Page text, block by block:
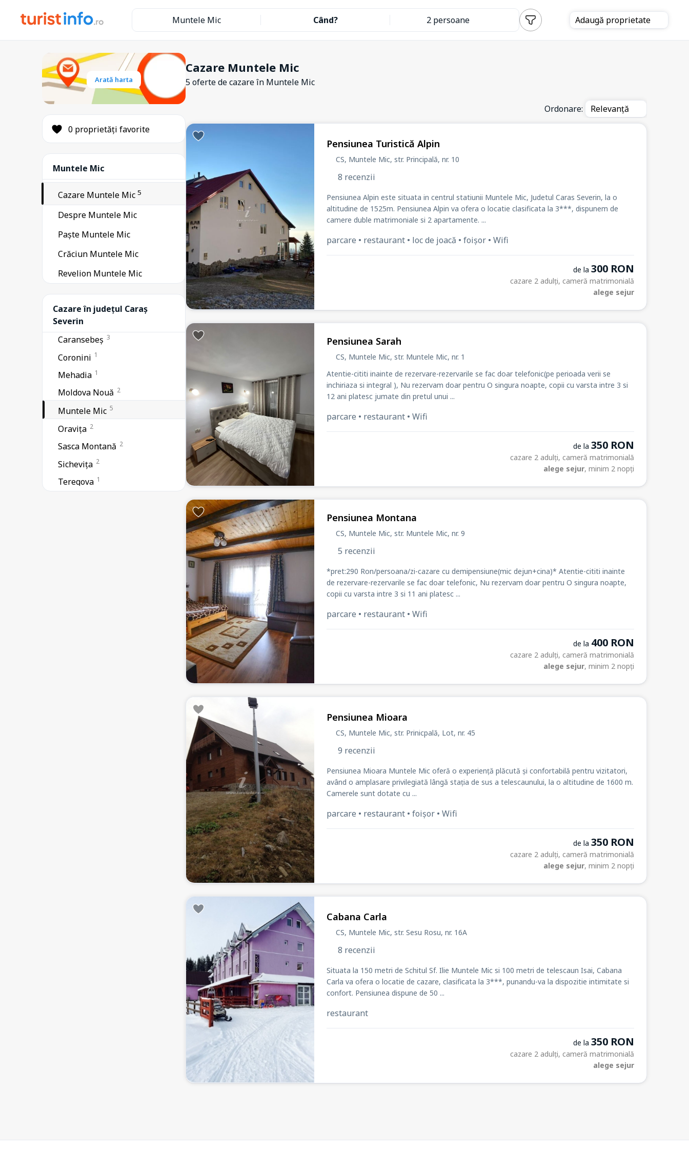
Muntele Mic Când? 2 persoane Adaugă proprietate
Arată harta
0 proprietăți favorite
Muntele Mic
Cazare Muntele Mic 5
Despre Muntele Mic
Paște Muntele Mic
Crăciun Muntele Mic
Revelion Muntele Mic
Cazare în județul Caraș
Severin
Anina
Bazias
Berzasca 6
Brebu Nou
Băile Herculane
Caransebeș 3
Coronini 1
Mehadia 1
Moldova Nouă 2
Muntele Mic 5
Oravița 2
Sasca Montană 2
Sichevița 2
Teregova 1
Cazare Muntele Mic
5 oferte de cazareîn Muntele Mic
Ordonare: Relevanță
Pensiunea Turistică Alpin
CS, Muntele Mic, str. Principală, nr. 10
8 recenzii
Pensiunea Alpin este situata in centrul statiunii Muntele Mic, Judetul Caras Severin, la o
altitudine de 1525m. Pensiunea Alpin va ofera o locatie clasificata la 3***, dispunem de
camere duble matrimoniale si 2 apartamente. ...
parcare • restaurant • loc de joacă • foișor • Wifi
de la 300 RON
cazare 2 adulți, cameră matrimonială
alege sejur
Pensiunea Sarah
CS, Muntele Mic, str. Muntele Mic, nr. 1
Atentie-cititi inainte de rezervare-rezervarile se fac doar telefonic(pe perioada verii se
inchiriaza si integral ), Nu rezervam doar pentru O singura noapte, copii cu varsta intre 3 si
12 ani platesc jumate din pretul unui ...
parcare • restaurant • Wifi
de la 350 RON
cazare 2 adulți, cameră matrimonială
alege sejur, minim 2 nopți
Pensiunea Montana
CS, Muntele Mic, str. Muntele Mic, nr. 9
5 recenzii
*pret:290 Ron/persoana/zi-cazare cu demipensiune(mic dejun+cina)* Atentie-cititi inainte
de rezervare-rezervarile se fac doar telefonic, Nu rezervam doar pentru O singura noapte,
copii cu varsta intre 3 si 11 ani platesc ...
parcare • restaurant • Wifi
de la 400 RON
cazare 2 adulți, cameră matrimonială
alege sejur, minim 2 nopți
Pensiunea Mioara
CS, Muntele Mic, str. Prinicpală, Lot, nr. 45
9 recenzii
Pensiunea Mioara Muntele Mic oferă o experiență plăcută și confortabilă pentru vizitatori,
având o amplasare privilegiată lângă stația de sus a telescaunului, la o altitudine de 1600 m.
Camerele sunt dotate cu ...
parcare • restaurant • foișor • Wifi
de la 350 RON
cazare 2 adulți, cameră matrimonială
alege sejur, minim 2 nopți
Cabana Carla
CS, Muntele Mic, str. Sesu Rosu, nr. 16A
8 recenzii
Situata la 150 metri de Schitul Sf. Ilie Muntele Mic si 100 metri de telescaun Isai, Cabana
Carla va ofera o locatie de cazare, clasificata la 3***, punandu-va la dispozitie intimitate si
confort. Pensiunea dispune de 50 ...
restaurant
de la 350 RON
cazare 2 adulți, cameră matrimonială
alege sejur